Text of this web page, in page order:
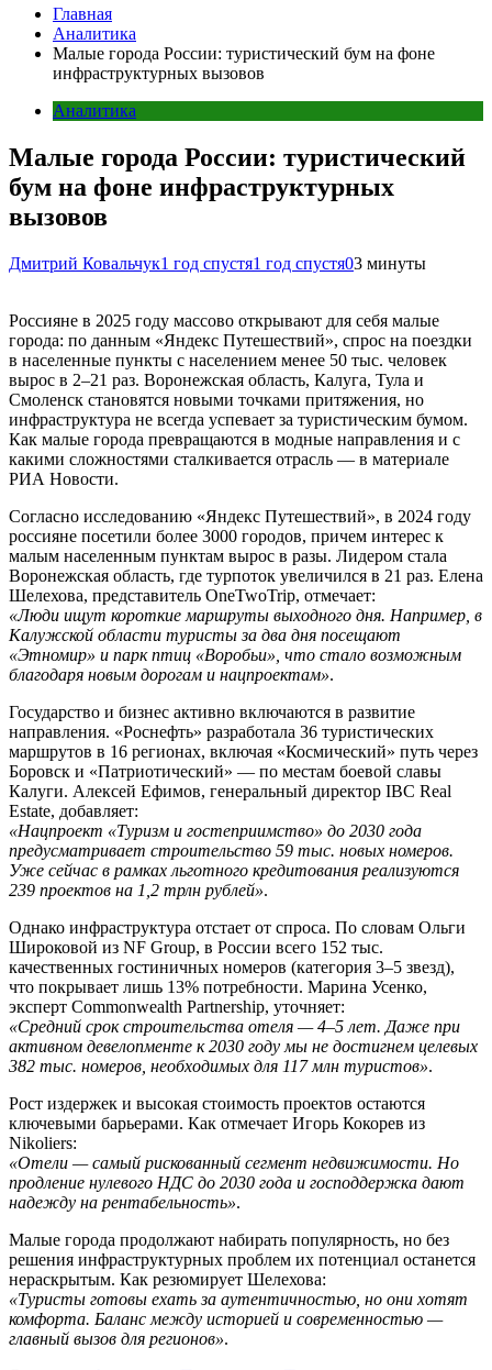
Главная
Аналитика
Малые города России: туристический бум на фоне
инфраструктурных вызовов
Аналитика
Малые города России: туристический
бум на фоне инфраструктурных
вызовов
Дмитрий Ковальчук1 год спустя1 год спустя03 минуты
Россияне в 2025 году массово открывают для себя малые
города: по данным «Яндекс Путешествий», спрос на поездки
в населенные пункты с населением менее 50 тыс. человек
вырос в 2–21 раз. Воронежская область, Калуга, Тула и
Смоленск становятся новыми точками притяжения, но
инфраструктура не всегда успевает за туристическим бумом.
Как малые города превращаются в модные направления и с
какими сложностями сталкивается отрасль — в материале
РИА Новости.
Согласно исследованию «Яндекс Путешествий», в 2024 году
россияне посетили более 3000 городов, причем интерес к
малым населенным пунктам вырос в разы. Лидером стала
Воронежская область, где турпоток увеличился в 21 раз. Елена
Шелехова, представитель OneTwoTrip, отмечает:
«Люди ищут короткие маршруты выходного дня. Например, в
Калужской области туристы за два дня посещают
«Этномир» и парк птиц «Воробьи», что стало возможным
благодаря новым дорогам и нацпроектам».
Государство и бизнес активно включаются в развитие
направления. «Роснефть» разработала 36 туристических
маршрутов в 16 регионах, включая «Космический» путь через
Боровск и «Патриотический» — по местам боевой славы
Калуги. Алексей Ефимов, генеральный директор IBC Real
Estate, добавляет:
«Нацпроект «Туризм и гостеприимство» до 2030 года
предусматривает строительство 59 тыс. новых номеров.
Уже сейчас в рамках льготного кредитования реализуются
239 проектов на 1,2 трлн рублей».
Однако инфраструктура отстает от спроса. По словам Ольги
Широковой из NF Group, в России всего 152 тыс.
качественных гостиничных номеров (категория 3–5 звезд),
что покрывает лишь 13% потребности. Марина Усенко,
эксперт Commonwealth Partnership, уточняет:
«Средний срок строительства отеля — 4–5 лет. Даже при
активном девелопменте к 2030 году мы не достигнем целевых
382 тыс. номеров, необходимых для 117 млн туристов».
Рост издержек и высокая стоимость проектов остаются
ключевыми барьерами. Как отмечает Игорь Кокорев из
Nikoliers:
«Отели — самый рискованный сегмент недвижимости. Но
продление нулевого НДС до 2030 года и господдержка дают
надежду на рентабельность».
Малые города продолжают набирать популярность, но без
решения инфраструктурных проблем их потенциал останется
нераскрытым. Как резюмирует Шелехова:
«Туристы готовы ехать за аутентичностью, но они хотят
комфорта. Баланс между историей и современностью —
главный вызов для регионов».